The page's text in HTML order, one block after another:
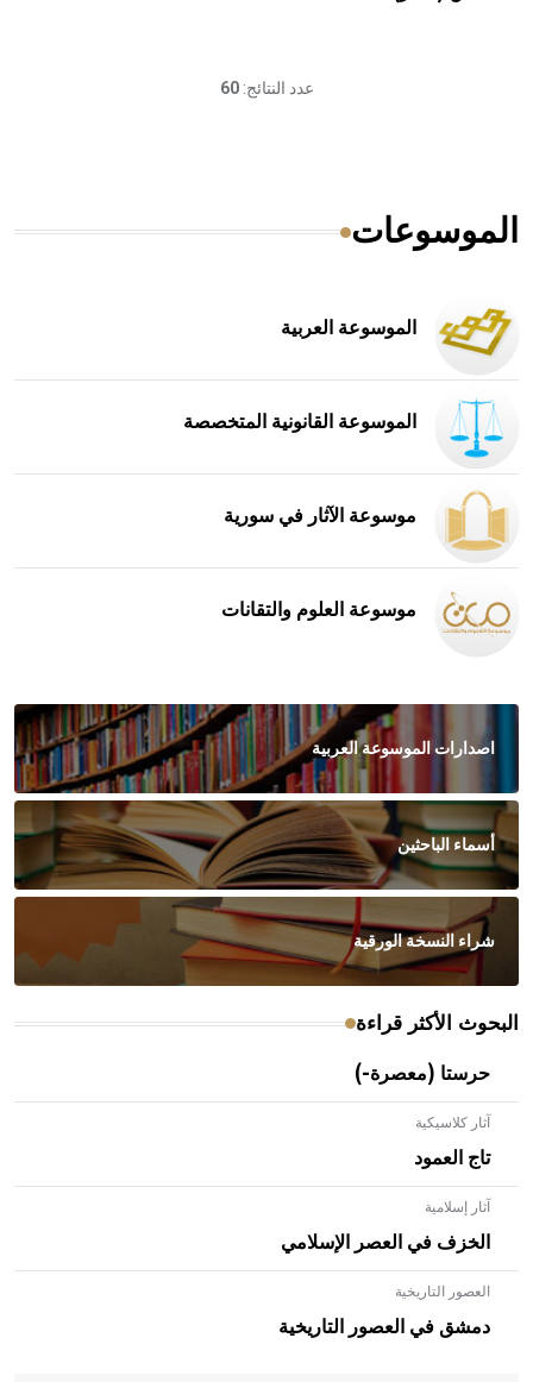
عدد النتائج:60
الموسوعات
الموسوعة العربية
الموسوعة القانونية المتخصصة
موسوعة الآثار في سورية
موسوعة العلوم والتقانات
اصدارات الموسوعة العربية
أسماء الباحثين
شراء النسخة الورقية
البحوث الأكثر قراءة
حرستا (معصرة-)
آثار كلاسيكية
تاج العمود
آثار إسلامية
الخزف في العصر الإسلامي
العصور التاريخية
دمشق في العصور التاريخية
- هل تعلم أن الأبلق نوع من الفنون الهندسية التي ارتبطت
بالعمارة الإسلامية في بلاد الشام ومصر خاصة، حيث يحرص
المعمار على بناء مداميكه وخاصة في الواجهات